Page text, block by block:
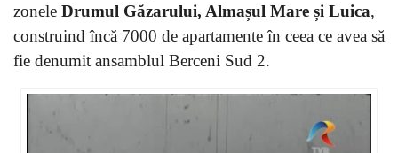
zonele Drumul Găzarului, Almașul Mare și Luica,
construind încă 7000 de apartamente în ceea ce avea să
fie denumit ansamblul Berceni Sud 2.